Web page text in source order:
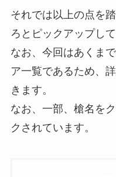
それでは以上の点を
ろとピックアップし
なお、今回はあくま
ア一覧であるため、
きます。
なお、一部、槍名を
クされています。